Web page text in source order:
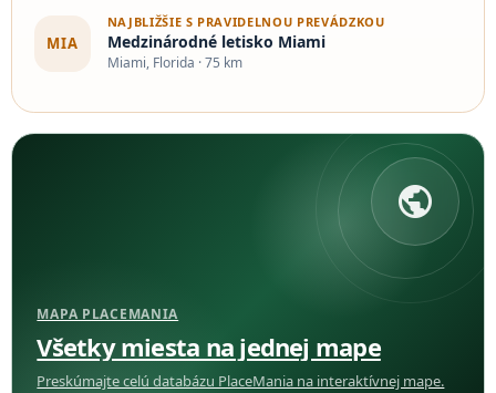
MIA
NAJBLIŽŠIE S PRAVIDELNOU PREVÁDZKOU
Medzinárodné letisko Miami
Miami, Florida · 75 km
public
MAPA PLACEMANIA
Všetky miesta na jednej mape
Preskúmajte celú databázu PlaceMania na interaktívnej mape.